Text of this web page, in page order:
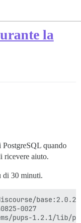
la
quando
ricevere aiuto.
di 30 minuti.
0027
pups-1.2.1/lib/